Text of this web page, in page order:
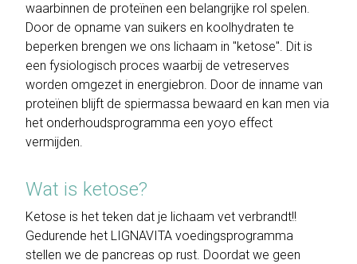
waarbinnen de proteïnen een belangrijke rol spelen.
Door de opname van suikers en koolhydraten te
beperken brengen we ons lichaam in "ketose". Dit is
een fysiologisch proces waarbij de vetreserves
worden omgezet in energiebron. Door de inname van
proteïnen blijft de spiermassa bewaard en kan men via
het onderhoudsprogramma een yoyo effect
vermijden.
Wat is ketose?
Ketose is het teken dat je lichaam vet verbrandt!!
Gedurende het LIGNAVITA voedingsprogramma
stellen we de pancreas op rust. Doordat we geen